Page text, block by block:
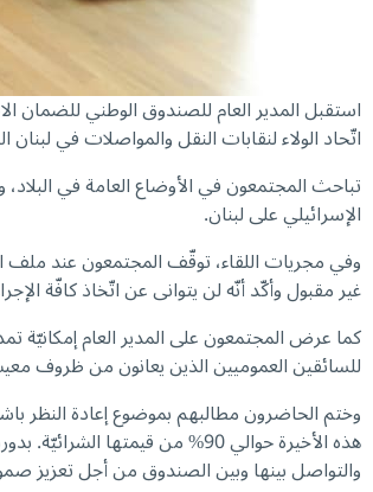
استقبل المدير العام للصندوق الوطني للضمان
اتّحاد الولاء لنقابات النقل والمواصلات في
تباحث المجتمعون في الأوضاع العامة في
الإسرائيلي على لبنان.
وفي مجريات اللقاء، توقّف المجتمعون عند ملف
غير مقبول وأكّد أنّه لن يتوانى عن اتّخاذ كافّة
للسائقين العموميين الذين يعانون من ظروف
وختم الحاضرون مطالبهم بموضوع إعادة النظر
هذه الأخيرة حوالي 90% من
والتواصل بينها وبين الصندوق من أجل تعزيز